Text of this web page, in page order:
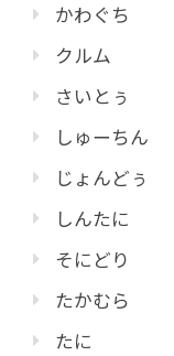
かわぐち
クルム
さいとぅ
しゅーちん
じょんどぅ
しんたに
そにどり
たかむら
たに